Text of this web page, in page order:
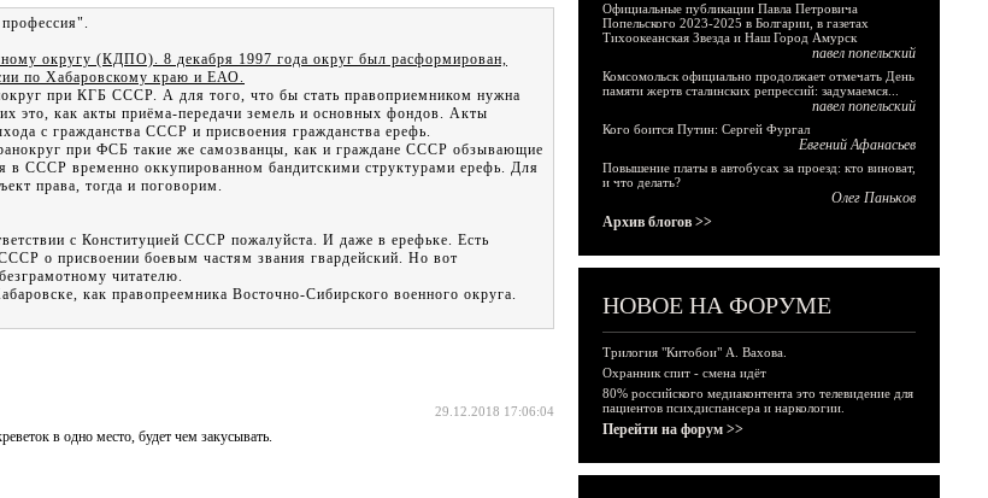
округу (КДПО). 8 декабря 1997 года округ был расформирован,
по Хабаровскому краю и ЕАО.
при КГБ СССР. А для того, что бы стать правоприемником нужна
это, как акты приёма-передачи земель и основных фондов. Акты
с гражданства СССР и присвоения гражданства ерефь.
при ФСБ такие же самозванцы, как и граждане СССР обзывающие
в СССР временно оккупированном бандитскими структурами ерефь. Для
права, тогда и поговорим.
с Конституцией СССР пожалуйста. И даже в ерефьке. Есть
о присвоении боевым частям звания гвардейский. Но вот
читателю.
как правопреемника Восточно-Сибирского военного округа.
29.12.2018 17:06:04
в одно место, будет чем закусывать.
Официальные публикации Павла Петровича
Попельского 2023-2025 в Болгарии, в газетах
Тихоокеанская Звезда и Наш Город Амурск
павел попельский
Комсомольск официально продолжает отмечать День
памяти жертв сталинских репрессий: задумаемся...
павел попельский
Кого боится Путин: Сергей Фургал
Евгений Афанасьев
Повышение платы в автобусах за проезд: кто виноват,
и что делать?
Олег Паньков
Архив блогов >>
НОВОЕ НА ФОРУМЕ
Трилогия "Китобои" А. Вахова.
Охранник спит - смена идёт
80% российского медиаконтента это телевидение для
пациентов психдиспансера и наркологии.
Перейти на форум >>